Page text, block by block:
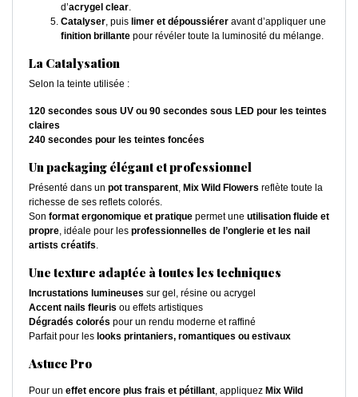
d’acrygel clear.
Catalyser, puis limer et dépoussiérer avant d’appliquer une
finition brillante pour révéler toute la luminosité du mélange.
La Catalysation
Selon la teinte utilisée :
120 secondes sous UV ou 90 secondes sous LED pour les teintes
claires
240 secondes pour les teintes foncées
Un packaging élégant et professionnel
Présenté dans un pot transparent, Mix Wild Flowers reflète toute la
richesse de ses reflets colorés.
Son format ergonomique et pratique permet une utilisation fluide et
propre, idéale pour les professionnelles de l’onglerie et les nail
artists créatifs.
Une texture adaptée à toutes les techniques
Incrustations lumineuses sur gel, résine ou acrygel
Accent nails fleuris ou effets artistiques
Dégradés colorés pour un rendu moderne et raffiné
Parfait pour les looks printaniers, romantiques ou estivaux
Astuce Pro
Pour un effet encore plus frais et pétillant, appliquez Mix Wild